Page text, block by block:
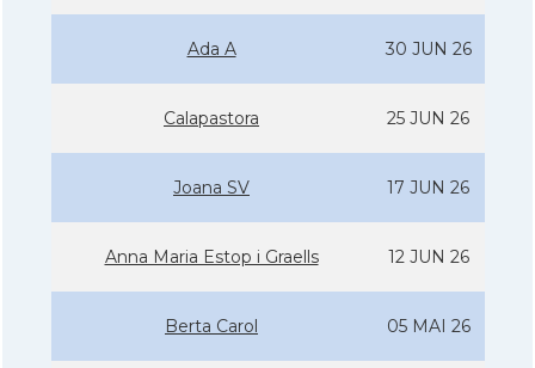
Ada A 30 JUN 26
Calapastora 25 JUN 26
Joana SV 17 JUN 26
Anna Maria Estop i Graells 12 JUN 26
Berta Carol 05 MAI 26